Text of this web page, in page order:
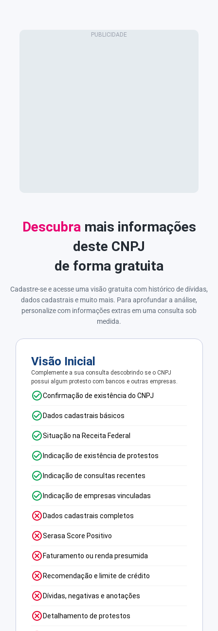
Descubramais informações
deste CNPJ
de forma gratuita
Cadastre-se e acesse uma visão gratuita com histórico de dívidas,
dados cadastrais e muito mais. Para aprofundar a análise,
personalize com informações extras em uma consulta sob
medida.
Visão Inicial
Complemente a sua consulta descobrindo se o CNPJ
possui algum protesto com bancos e outras empresas.
Confirmação de existência do CNPJ
Dados cadastrais básicos
Situação na Receita Federal
Indicação de existência de protestos
Indicação de consultas recentes
Indicação de empresas vinculadas
Dados cadastrais completos
Serasa Score Positivo
Faturamento ou renda presumida
Recomendação e limite de crédito
Dívidas, negativas e anotações
Detalhamento de protestos